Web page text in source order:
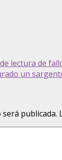
lectura de
un
publicada.